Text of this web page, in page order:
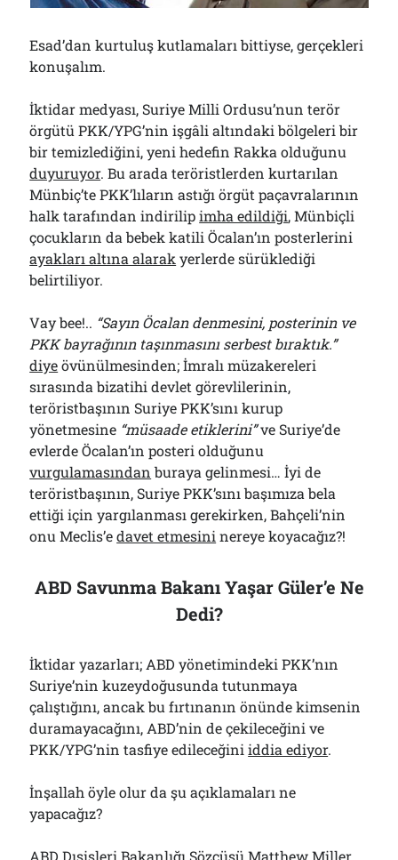
Çağırdı!..
Arşivler
Esad’dan kurtuluş kutlamaları bittiyse, gerçekleri
konuşalım.
İktidar medyası, Suriye Milli Ordusu’nun terör
örgütü PKK/YPG’nin işgâli altındaki bölgeleri bir
bir temizlediğini, yeni hedefin Rakka olduğunu
duyuruyor. Bu arada teröristlerden kurtarılan
Münbiç’te PKK’lıların astığı örgüt paçavralarının
halk tarafından indirilipimha edildiği, Münbiçli
çocukların da bebek katili Öcalan’ın posterlerini
ayakları altına alarak yerlerde sürüklediği
belirtiliyor.
Vay bee!.. “Sayın Öcalan denmesini, posterinin ve
PKK bayrağının taşınmasını serbest bıraktık.”
diyeövünülmesinden; İmralı müzakereleri
sırasında bizatihi devlet görevlilerinin,
teröristbaşının Suriye PKK’sını kurup
yönetmesine “müsaade etiklerini”ve Suriye’de
evlerde Öcalan’ın posteri olduğunu
vurgulamasından buraya gelinmesi… İyi de
teröristbaşının, Suriye PKK’sını başımıza bela
ettiği için yargılanması gerekirken, Bahçeli’nin
onu Meclis’edavet etmesini nereye koyacağız?!
ABD Savunma Bakanı Yaşar Güler’e Ne
Dedi?
İktidar yazarları; ABD yönetimindeki PKK’nın
Suriye’nin kuzeydoğusunda tutunmaya
çalıştığını, ancak bu fırtınanın önünde kimsenin
duramayacağını, ABD’nin de çekileceğini ve
PKK/YPG’nin tasfiye edileceğiniiddia ediyor.
İnşallah öyle olur da şu açıklamaları ne
yapacağız?
ABD Dışişleri Bakanlığı Sözcüsü Matthew Miller,